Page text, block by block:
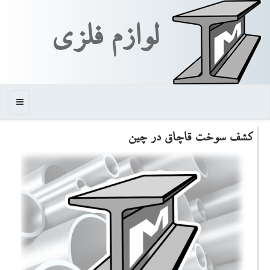
لوازم فلزی
منو
كشف سوخت قاچاق در چین